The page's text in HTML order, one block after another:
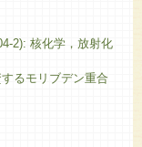
2): 核化学，放射化
るモリブデン重合